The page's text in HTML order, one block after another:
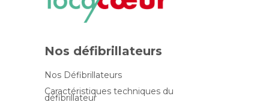
Nos défibrillateurs
Nos Défibrillateurs
Caractéristiques techniques du
défibrillateur